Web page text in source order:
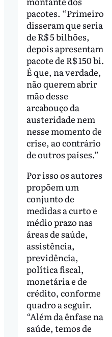
pacotes. “Primeiro
disseram que seria
de R$ 5 bilhões,
depois apresentam
pacote de R$ 150 bi.
É que, na verdade,
não querem abrir
mão desse
arcabouço da
austeridade nem
nesse momento de
crise, ao contrário
de outros países.”
Por isso os autores
propõem um
conjunto de
medidas a curto e
médio prazo nas
áreas de saúde,
assistência,
previdência,
política fiscal,
monetária e de
crédito, conforme
quadro a seguir.
“Além da ênfase na
saúde, temos de